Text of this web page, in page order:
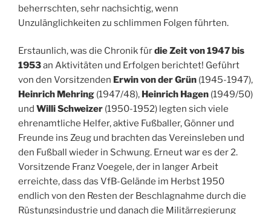
beherrschten, sehr nachsichtig, wenn
Unzulänglichkeiten zu schlimmen Folgen führten.
Erstaunlich, was die Chronik fürdie Zeit von 1947 bis
1953an Aktivitäten und Erfolgen berichtet! Geführt
von den Vorsitzenden Erwin von der Grün (1945-1947),
Heinrich Mehring (1947/48), Heinrich Hagen (1949/50)
und Willi Schweizer (1950-1952) legten sich viele
ehrenamtliche Helfer, aktive Fußballer, Gönner und
Freunde ins Zeug und brachten das Vereinsleben und
den Fußball wieder in Schwung. Erneut war es der 2.
Vorsitzende Franz Voegele, der in langer Arbeit
erreichte, dass das VfB-Gelände im Herbst 1950
endlich von den Resten der Beschlagnahme durch die
Rüstungsindustrie und danach die Militärregierung